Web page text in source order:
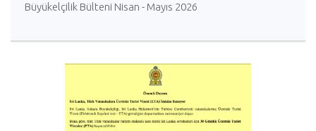
Büyükelçilik Bülteni Nisan - Mayıs 2026